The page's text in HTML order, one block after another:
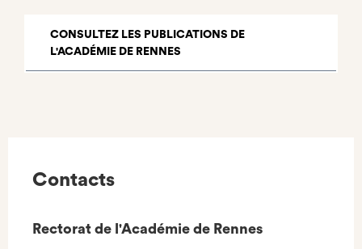
CONSULTEZ LES PUBLICATIONS DE
L'ACADÉMIE DE RENNES
Contacts
Rectorat de l'Académie de Rennes